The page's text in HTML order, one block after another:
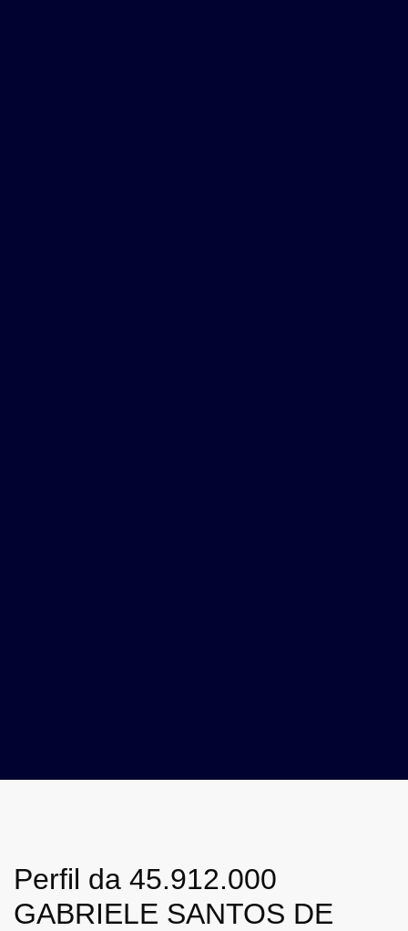
Perfil da 45.912.000
GABRIELE SANTOS DE